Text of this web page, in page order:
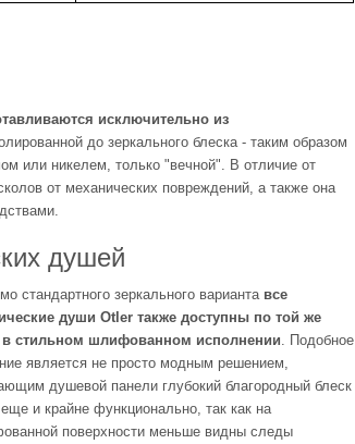
исключительно из
до зеркального блеска - таким образом
или никелем, только "вечной". В отличие от
от механических повреждений, а также она
душей
стандартного зеркального варианта все
души Otler также доступны по той же
в стильном шлифованном исполнении. Подобное
является не просто модным решением,
душевой панели глубокий благородный блеск
и крайне функционально, так как на
поверхности меньше видны следы